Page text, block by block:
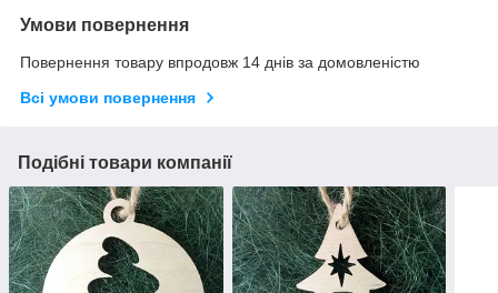
Умови повернення
Повернення товару впродовж 14 днів за домовленістю
Всі умови повернення
Подібні товари компанії